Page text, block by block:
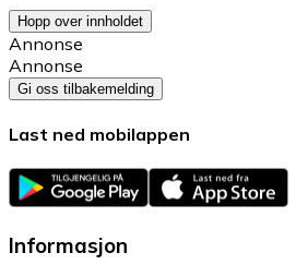
Hopp over innholdet
Annonse
Annonse
Gi oss tilbakemelding
Last ned mobilappen
Informasjon